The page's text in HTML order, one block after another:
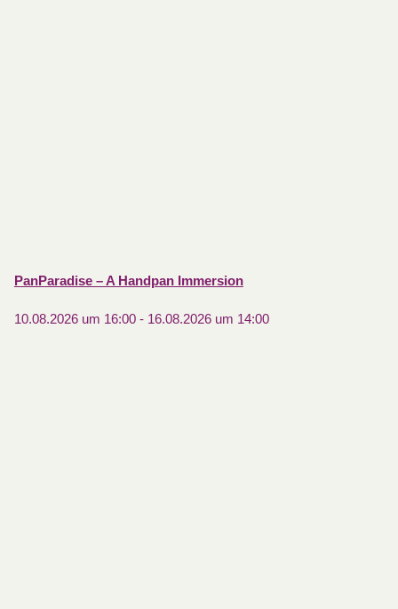
PanParadise – A Handpan Immersion
10.08.2026 um 16:00- 16.08.2026 um 14:00